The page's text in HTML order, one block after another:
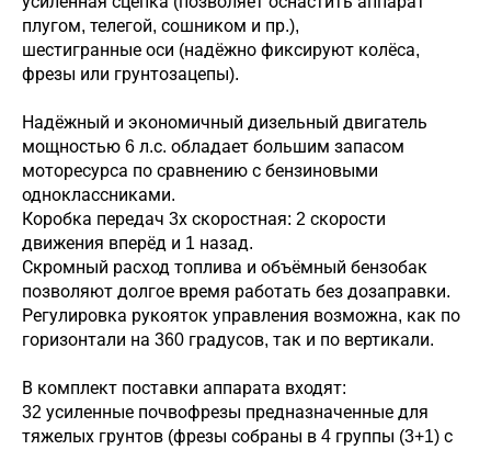
плугом, телегой, сошником и пр.),
шестигранные оси (надёжно фиксируют колёса,
фрезы или грунтозацепы).
Надёжный и экономичный дизельный двигатель
мощностью 6 л.с. обладает большим запасом
моторесурса по сравнению с бензиновыми
одноклассниками.
Коробка передач 3х скоростная: 2 скорости
движения вперёд и 1 назад.
Скромный расход топлива и объёмный бензобак
позволяют долгое время работать без дозаправки.
Регулировка рукояток управления возможна, как по
горизонтали на 360 градусов, так и по вертикали.
В комплект поставки аппарата входят:
32 усиленные почвофрезы предназначенные для
тяжелых грунтов (фрезы собраны в 4 группы (3+1) с